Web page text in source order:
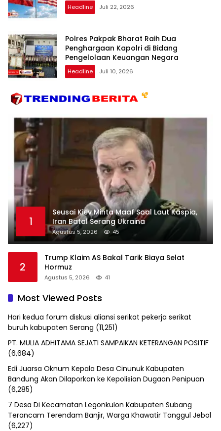
Headline Juli 22, 2026
Polres Pakpak Bharat Raih Dua
Penghargaan Kapolri di Bidang
Pengelolaan Keuangan Negara
Headline Juli 10, 2026
1
Seusai Kiev Minta Maaf Soal Laut Kaspia,
Iran Batal Serang Ukraina
Agustus 5, 2026 45
2
Trump Klaim AS Bakal Tarik Biaya Selat
Hormuz
Agustus 5, 2026 41
Most Viewed Posts
Hari kedua forum diskusi aliansi serikat pekerja serikat
buruh kabupaten Serang (11,251)
PT. MULIA ADHITAMA SEJATI SAMPAIKAN KETERANGAN POSITIF
(6,684)
Edi Juarsa Oknum Kepala Desa Cinunuk Kabupaten
Bandung Akan Dilaporkan ke Kepolisian Dugaan Penipuan
(6,285)
7 Desa Di Kecamatan Legonkulon Kabupaten Subang
Terancam Terendam Banjir, Warga Khawatir Tanggul Jebol
(6,227)